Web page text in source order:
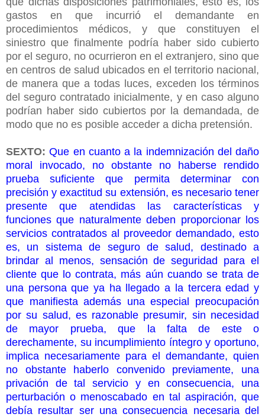
gastos en que incurrió el demandante en
procedimientos médicos, y que constituyen el
siniestro que finalmente podría haber sido cubierto
por el seguro, no ocurrieron en el extranjero, sino que
en centros de salud ubicados en el territorio nacional,
de manera que a todas luces, exceden los términos
del seguro contratado inicialmente, y en caso alguno
podrían haber sido cubiertos por la demandada, de
modo que no es posible acceder a dicha pretensión.
SEXTO: Que en cuanto a la indemnización del daño
moral invocado, no obstante no haberse rendido
prueba suficiente que permita determinar con
precisión y exactitud su extensión, es necesario tener
presente que atendidas las características y
funciones que naturalmente deben proporcionar los
servicios contratados al proveedor demandado, esto
es, un sistema de seguro de salud, destinado a
brindar al menos, sensación de seguridad para el
cliente que lo contrata, más aún cuando se trata de
una persona que ya ha llegado a la tercera edad y
que manifiesta además una especial preocupación
por su salud, es razonable presumir, sin necesidad
de mayor prueba, que la falta de este o
derechamente, su incumplimiento íntegro y oportuno,
implica necesariamente para el demandante, quien
no obstante haberlo convenido previamente, una
privación de tal servicio y en consecuencia, una
perturbación o menoscabado en tal aspiración, que
debía resultar ser una consecuencia necesaria del